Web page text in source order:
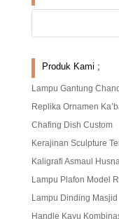
Produk Kami ;
Lampu Gantung
Replika Ornamen
Chafing Dish Custom
Kerajinan Sculpture
Kaligrafi Asmaul Husna
Lampu Plafon Model
Lampu Dinding Masjid
Handle Kayu